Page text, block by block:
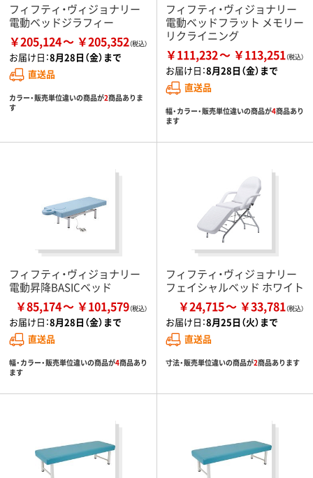
フィフティ・ヴィジョナリー
電動ベッドジラフィー
￥205,124 ￥205,352
お届け日：8月28日（金）まで
直送品
カラー・販売単位違いの商品が2商品ありま
す
フィフティ・ヴィジョナリー
電動ベッドフラット メモリー
リクライニング
￥111,232 ￥113,251
お届け日：8月28日（金）まで
直送品
幅・カラー・販売単位違いの商品が4商品あり
ます
フィフティ・ヴィジョナリー
電動昇降BASICベッド
￥85,174 ￥101,579
お届け日：8月28日（金）まで
直送品
幅・カラー・販売単位違いの商品が4商品あり
ます
フィフティ・ヴィジョナリー
フェイシャルベッド ホワイト
￥24,715 ￥33,781
お届け日：8月25日（火）まで
直送品
寸法・販売単位違いの商品が2商品あります